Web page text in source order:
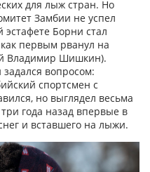
для лыж стран. Но
Замбии не успел
Борни стал
первым рванул на
Владимир Шишкин).
вопросом:
спортсмен с
но выглядел весьма
года назад впервые в
и вставшего на лыжи.